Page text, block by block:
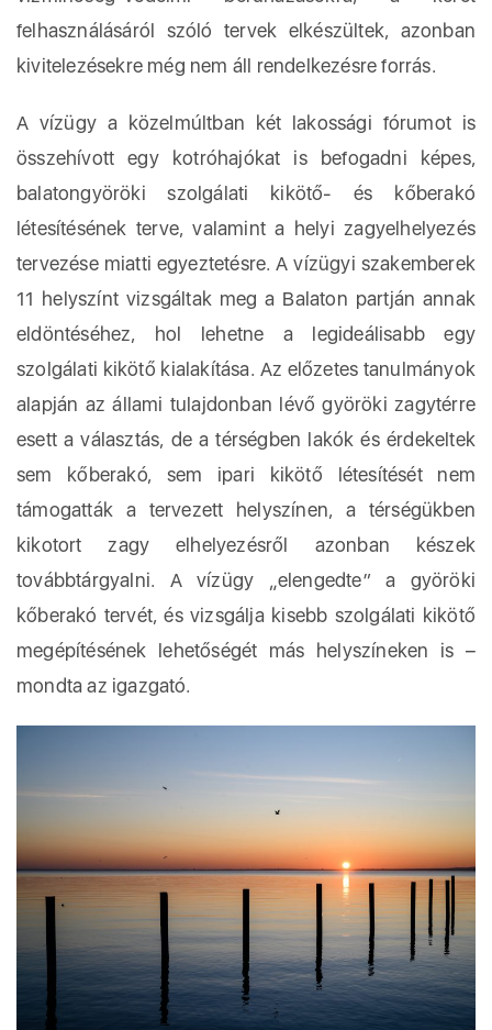
felhasználásáról szóló tervek elkészültek, azonban
kivitelezésekre még nem áll rendelkezésre forrás.
A vízügy a közelmúltban két lakossági fórumot is
összehívott egy kotróhajókat is befogadni képes,
balatongyöröki szolgálati kikötő- és kőberakó
létesítésének terve, valamint a helyi zagyelhelyezés
tervezése miatti egyeztetésre. A vízügyi szakemberek
11 helyszínt vizsgáltak meg a Balaton partján annak
eldöntéséhez, hol lehetne a legideálisabb egy
szolgálati kikötő kialakítása. Az előzetes tanulmányok
alapján az állami tulajdonban lévő györöki zagytérre
esett a választás, de a térségben lakók és érdekeltek
sem kőberakó, sem ipari kikötő létesítését nem
támogatták a tervezett helyszínen, a térségükben
kikotort zagy elhelyezésről azonban készek
továbbtárgyalni. A vízügy „elengedte” a györöki
kőberakó tervét, és vizsgálja kisebb szolgálati kikötő
megépítésének lehetőségét más helyszíneken is –
mondta az igazgató.